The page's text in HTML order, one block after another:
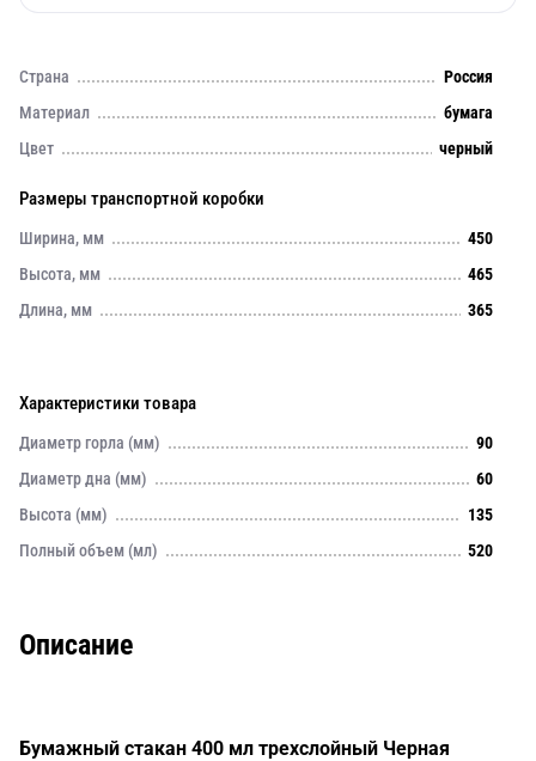
Страна
Россия
Материал
бумага
Цвет
черный
Размеры транспортной коробки
Ширина, мм
450
Высота, мм
465
Длина, мм
365
Характеристики товара
Диаметр горла (мм)
90
Диаметр дна (мм)
60
Высота (мм)
135
Полный объем (мл)
520
Описание
Бумажный стакан 400 мл трехслойный Черная